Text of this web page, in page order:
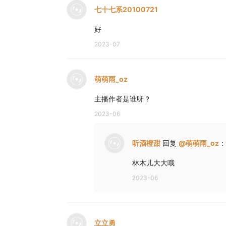
七十七系20100721
好
2023-07
萌萌雨_oz
主播作者是谁呀？
2023-06
听酒橙甜 回复 @萌萌雨_oz ：
林木儿大大哦
2023-06
立立勇